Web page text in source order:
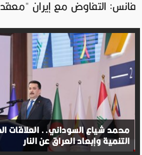
فانس: التفاوض مع إيران
محمد شياع السوداني.. العلاقات
التنمية وإبعاد العراق عن النار